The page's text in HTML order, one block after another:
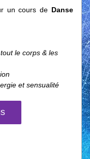
un cours de Danse
le corps & les
et sensualité